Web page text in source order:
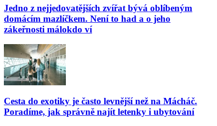
Jedno z nejjedovatějších zvířat bývá oblíbeným
domácím mazlíčkem. Není to had a o jeho
zákeřnosti málokdo ví
Cesta do exotiky je často levnější než na Mácháč.
Poradíme, jak správně najít letenky i ubytování